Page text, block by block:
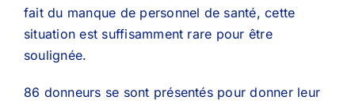
fait du manque de personnel de santé, cette
situation est suffisamment rare pour être
soulignée.
86 donneurs se sont présentés pour donner leur